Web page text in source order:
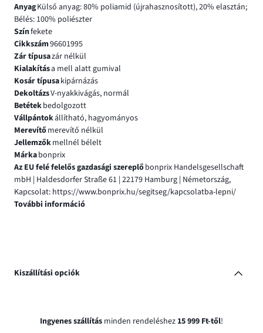
AnyagKülső anyag: 80% poliamid (újrahasznosított), 20% elasztán;
Bélés: 100% poliészter
Színfekete
Cikkszám96601995
Zár típusazár nélkül
Kialakítása mell alatt gumival
Kosár típusakipárnázás
DekoltázsV-nyakkivágás, normál
Betétekbedolgozott
Vállpántokállítható, hagyományos
Merevítőmerevítő nélkül
Jellemzőkmellnél bélelt
Márkabonprix
Az EU felé felelős gazdasági szereplőbonprix Handelsgesellschaft
mbH | Haldesdorfer Straße 61 | 22179 Hamburg | Németország,
Kapcsolat: https://www.bonprix.hu/segitseg/kapcsolatba-lepni/
További információ
Kiszállítási opciók
Ingyenes szállítás minden rendeléshez 15 999 Ft-től!